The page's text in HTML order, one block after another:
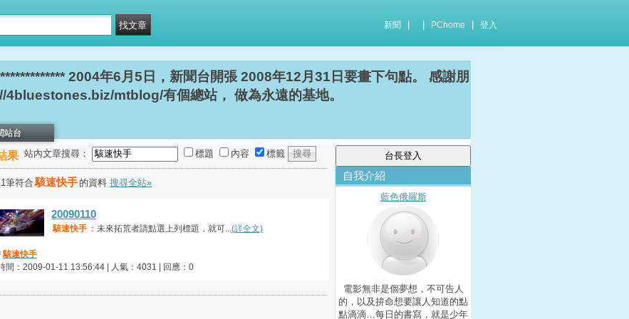
新聞 PChome 登入
2004年6月5日，新聞台開張 2008年12月31日要畫下句點。 感謝朋
4bluestones.biz/mtblog/有個總站， 做為永遠的基地。
站台
果 站內文章搜尋： 標題 內容 標籤
筆符合 駭速快手 的資料 搜尋全站»
20090110
駭速快手 ：未來拓荒者請點選上列標題，就可...(詳全文)
駭速快手
間：2009-01-11 13:56:44 | 人氣：4031 | 回應：0
自我介紹
藍色俄羅斯
電影無非是個夢想，不可告人
的，以及拚命想要讓人知道的點
點滴滴…每日的書寫，就是少年